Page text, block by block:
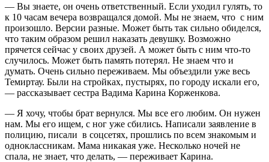
— Вы знаете, он очень ответственный. Если уходил гулять, то
к 10 часам вечера возвращался домой. Мы не знаем, что с ним
произошло. Версии разные. Может быть так сильно обиделся,
что таким образом решил наказать девушку. Возможно
прячется сейчас у своих друзей. А может быть с ним что-то
случилось. Может быть память потерял. Не знаем что и
думать. Очень сильно переживаем. Мы объездили уже весь
Темиртау. Были на стройках, пустырях, по городу искали его,
— рассказывает сестра Вадима Карина Корженкова.
— Я хочу, чтобы брат вернулся. Мы все его любим. Он нужен
нам. Мы его ищем, с ног уже сбились. Написали заявление в
полицию, писали в соцсетях, прошлись по всем знакомым и
одноклассникам. Мама никакая уже. Несколько ночей не
спала, не знает, что делать, — переживает Карина.